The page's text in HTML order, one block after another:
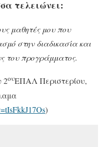
τελειώνει:
μαθητές μου που
στην διαδικασία και
του προγράμματος.
2oυΕΠΑΛ Περιστερίου,
)